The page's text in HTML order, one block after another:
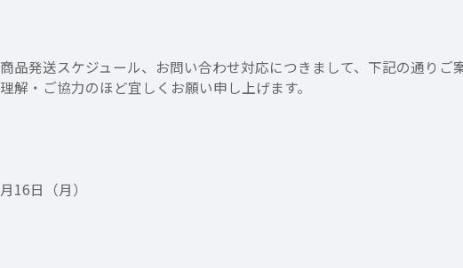
品発送スケジュール、お問い合わせ対応につきまして、下記の通りご
解・ご協力のほど宜しくお願い申し上げます。
16日（月）